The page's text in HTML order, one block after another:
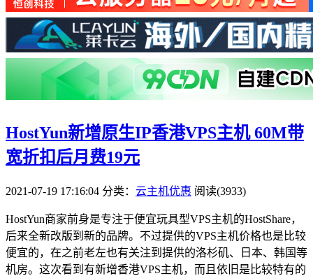
HostYun新增原生IP香港VPS主机 60M带
宽折扣后月费19元
2021-07-19 17:16:04 分类： 云主机优惠 阅读(3933)
HostYun商家前身是专注于便宜玩具型VPS主机的HostShare，
后来全新改版到新的品牌。不过提供的VPS主机价格也是比较
便宜的，在之前老左也有关注到提供的洛杉矶、日本、韩国等
机房。这次看到有新增香港VPS主机，而且依旧是比较特有的